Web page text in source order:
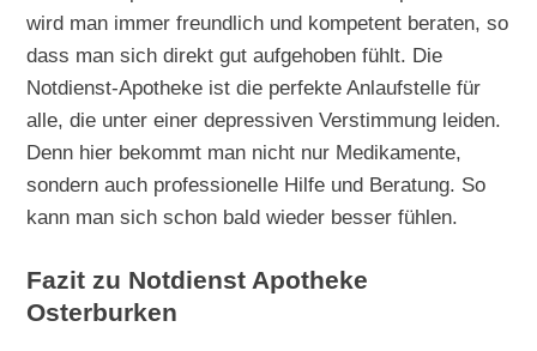
wird man immer freundlich und kompetent beraten, so
dass man sich direkt gut aufgehoben fühlt. Die
Notdienst-Apotheke ist die perfekte Anlaufstelle für
alle, die unter einer depressiven Verstimmung leiden.
Denn hier bekommt man nicht nur Medikamente,
sondern auch professionelle Hilfe und Beratung. So
kann man sich schon bald wieder besser fühlen.
Fazit zu Notdienst Apotheke
Osterburken